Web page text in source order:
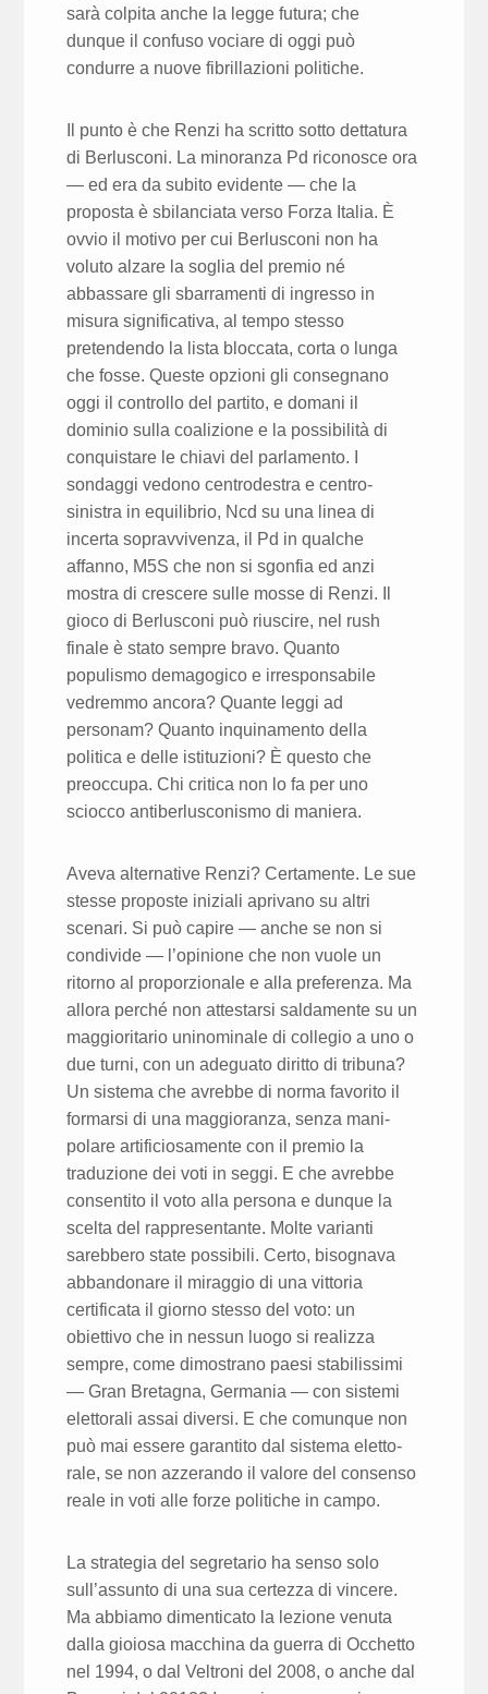
sarà colpita anche la legge futura; che
dunque il confuso vociare di oggi può
condurre a nuove fibrillazioni politiche.
Il punto è che Renzi ha scritto sotto dettatura
di Berlusconi. La minoranza Pd riconosce ora
— ed era da subito evidente — che la
proposta è sbilan­ciata verso Forza Italia. È
ovvio il motivo per cui Berlusconi non ha
voluto alzare la soglia del premio né
abbassare gli sbarramenti di ingresso in
misura significativa, al tempo stesso
pretendendo la lista bloccata, corta o lunga
che fosse. Queste opzioni gli consegnano
oggi il controllo del partito, e domani il
dominio sulla coalizione e la possibilità di
conquistare le chiavi del parlamento. I
sondaggi vedono centro­destra e centro­
sinistra in equili­brio, Ncd su una linea di
incerta sopravvivenza, il Pd in qualche
affanno, M5S che non si sgonfia ed anzi
mostra di crescere sulle mosse di Renzi. Il
gioco di Berlusconi può riuscire, nel rush
finale è stato sempre bravo. Quanto
populismo demagogico e irresponsabile
vedremmo ancora? Quante leggi ad
personam? Quanto inquinamento della
politica e delle istituzioni? È questo che
preoccupa. Chi critica non lo fa per uno
sciocco antiberlusco­nismo di maniera.
Aveva alternative Renzi? Certamente. Le sue
stesse proposte iniziali apri­vano su altri
scenari. Si può capire — anche se non si
condivide — l’opinione che non vuole un
ritorno al proporzionale e alla preferenza. Ma
allora perché non attestarsi saldamente su un
maggioritario uninominale di collegio a uno o
due turni, con un adeguato diritto di tribuna?
Un sistema che avrebbe di norma favorito il
formarsi di una maggioranza, senza mani­
polare artificiosamente con il premio la
traduzione dei voti in seggi. E che avrebbe
consentito il voto alla persona e dunque la
scelta del rappresen­tante. Molte varianti
sarebbero state possibili. Certo, bisognava
abbando­nare il miraggio di una vittoria
certificata il giorno stesso del voto: un
obiettivo che in nessun luogo si realizza
sempre, come dimostrano paesi stabilissimi
— Gran Bretagna, Germania — con sistemi
elettorali assai diversi. E che comunque non
può mai essere garantito dal sistema eletto­
rale, se non azzerando il valore del consenso
reale in voti alle forze politi­che in campo.
La strategia del segretario ha senso solo
sull’assunto di una sua certezza di vincere.
Ma abbiamo dimenticato la lezione venuta
dalla gioiosa macchina da guerra di Occhetto
nel 1994, o dal Veltroni del 2008, o anche dal